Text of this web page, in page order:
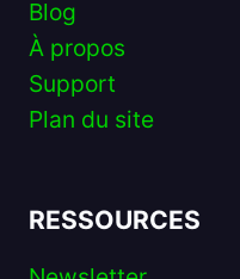
Blog
À propos
Support
Plan du site
RESSOURCES